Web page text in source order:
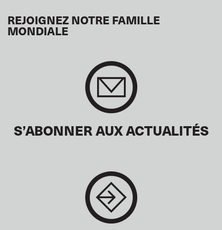
REJOIGNEZ NOTRE FAMILLE
MONDIALE
S’ABONNER AUX ACTUALITÉS